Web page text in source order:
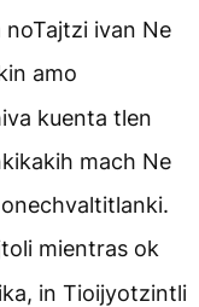
ivan Ne
amo
kuenta tlen
mach Ne
mientras ok
in Tioijyotzintli